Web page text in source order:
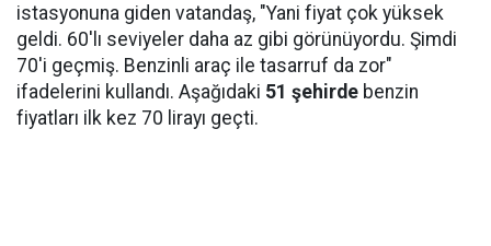
istasyonuna giden vatandaş, "Yani fiyat çok yüksek
geldi. 60'lı seviyeler daha az gibi görünüyordu. Şimdi
70'i geçmiş. Benzinli araç ile tasarruf da zor"
ifadelerini kullandı. Aşağıdaki 51 şehirde benzin
fiyatları ilk kez 70 lirayı geçti.